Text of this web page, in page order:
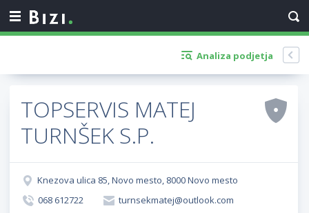
Analiza podjetja
TOPSERVIS MATEJ
TURNŠEK S.P.
Knezova ulica 85, Novo mesto, 8000 Novo mesto
068 612722
turnsekmatej@outlook.com